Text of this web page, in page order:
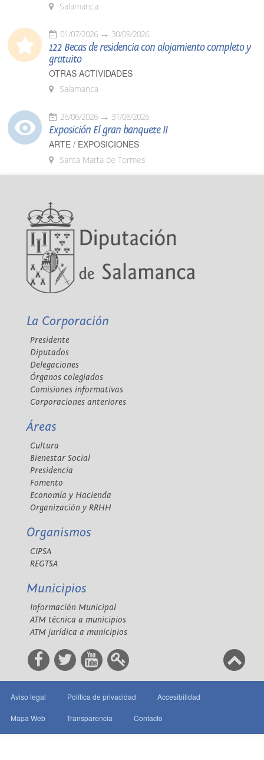
Salamanca
01/07/2026 30/09/2026
122 Becas de residencia con alojamiento completo y
gratuito
OTRAS ACTIVIDADES
Salamanca
26/06/2026 31/08/2026
Exposición El gran banquete II
ARTE / EXPOSICIONES
Santa Marta de Tormes
La Corporación
Presidente
Diputados
Delegaciones
Órganos colegiados
Comisiones informativas
Corporaciones anteriores
Áreas
Cultura
Bienestar Social
Presidencia
Fomento
Economía y Hacienda
Organización y RRHH
Organismos
CIPSA
REGTSA
Municipios
Información Municipal
ATM técnica a municipios
ATM jurídica a municipios
Aviso legal Política de privacidad Accesibilidad
Mapa Web Transparencia Contacto